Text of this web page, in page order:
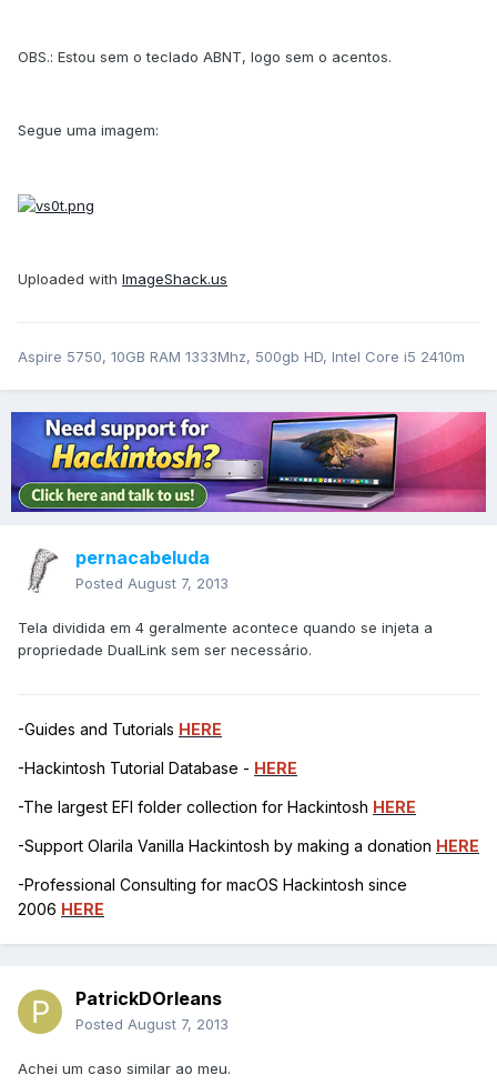
OBS.: Estou sem o teclado ABNT, logo sem o acentos.
Segue uma imagem:
Uploaded with ImageShack.us
Aspire 5750, 10GB RAM 1333Mhz, 500gb HD, Intel Core i5 2410m
pernacabeluda
Posted August 7, 2013
Tela dividida em 4 geralmente acontece quando se injeta a
propriedade DualLink sem ser necessário.
-Guides and Tutorials HERE
-Hackintosh Tutorial Database - HERE
-The largest EFI folder collection for Hackintosh HERE
-Support Olarila Vanilla Hackintosh by making a donation HERE
-Professional Consulting for macOS Hackintosh since
2006 HERE
PatrickDOrleans
Posted August 7, 2013
Achei um caso similar ao meu.